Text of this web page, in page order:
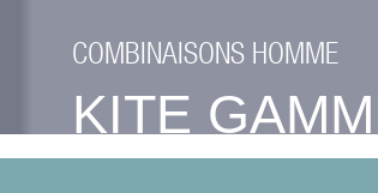
COMBINAISONS HOMME
KITE